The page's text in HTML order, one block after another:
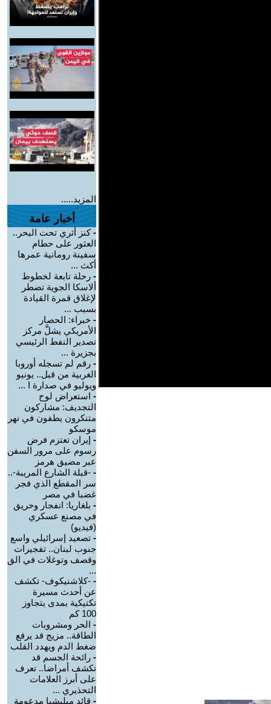
المزيد.....
أخبار عامة
-كنز أثري تحت البحر..
العثور على حطام
سفينة رومانية عمرها
أكث ...
- رحلة تابعة لخطوط
ألاسكا الجوية تضطر
لإغلاق قمرة القيادة
بسبب ...
- خبراء: الحصار
الأمريكي يشلَّ مركز
تصدير النفط الرئيسي
بجزيرة ...
- رقم لم تسجله أوروبا
الغربية من قبل.. يونيو
ويوليو في صدارة ا ...
- استعراض لوح
التجديف: مشاركون
متنكرون يطفون في نهر
موسكو
- إيران تعتزم فرض
رسوم على مرور السفن
عبر مضيق هرمز
- -قبلة الشارع المريبة-..
سر المقطع الذي فجر
غضبا في مصر
- بلغاريا: انفجار وحريق
في مصنع عسكري
(فيديو)
- تصعيد إسرائيلي واسع
جنوب لبنان.. تفجيرات
وقصف وتوغلات في الق
...
- -كلاشنيكوف- تكشف
عن أحدث مسيرة
تكتيكية بمدى يتجاوز
100 كم
- الحر ومشروبات
الطاقة.. مزيج قد يرفع
ضغط الدم ويهدد القلب
- رائحة الجسم قد
تكشف أمراضا.. تعرف
على أبرز العلامات
التحذيري ...
- قائد ميليشيا مدعومة